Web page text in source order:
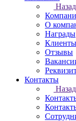
Назад
О
Награды
Клиенты
Отзывы
Контакты
Назад